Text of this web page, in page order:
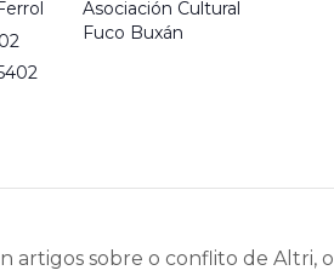
Asociación Cultural
Fuco Buxán
artigos sobre o conflito de Altri, o